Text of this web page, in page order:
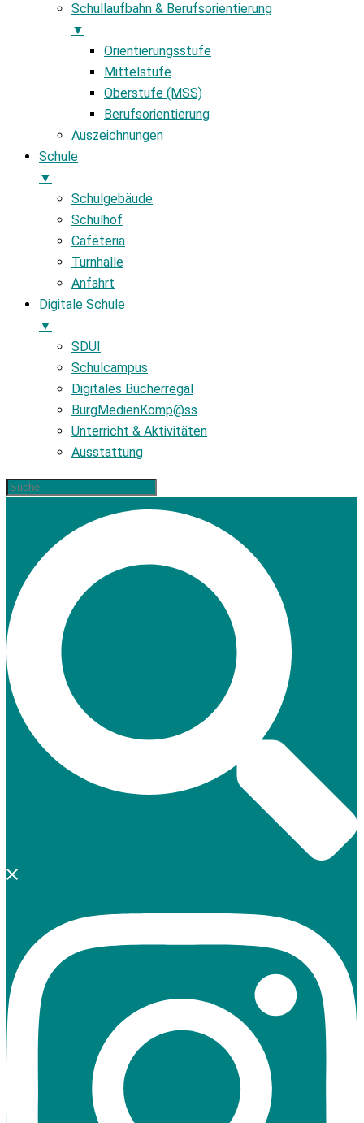
Schullaufbahn & Berufsorientierung
▼
Orientierungsstufe
Mittelstufe
Oberstufe (MSS)
Berufsorientierung
Auszeichnungen
Schule
▼
Schulgebäude
Schulhof
Cafeteria
Turnhalle
Anfahrt
Digitale Schule
▼
SDUI
Schulcampus
Digitales Bücherregal
BurgMedienKomp@ss
Unterricht & Aktivitäten
Ausstattung
springen